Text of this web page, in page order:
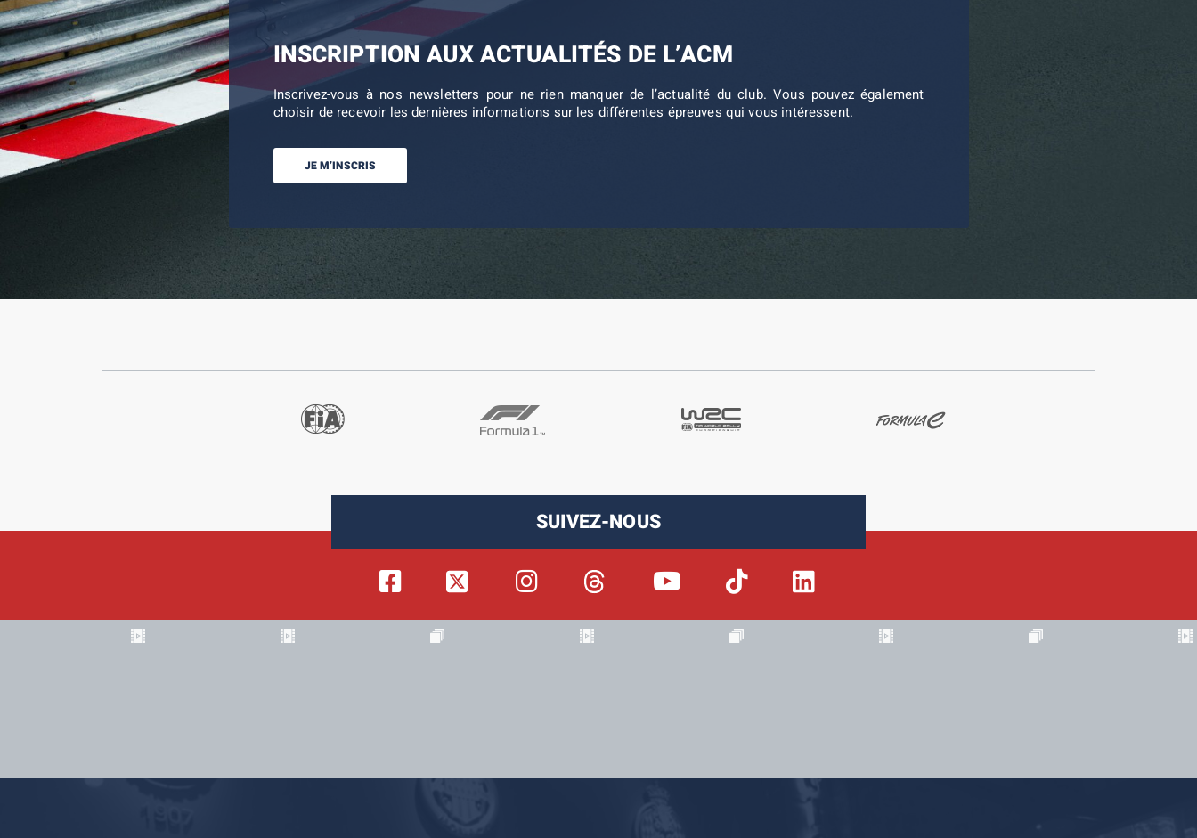
INSCRIPTION AUX ACTUALITÉS DE L’ACM
Inscrivez-vous à nos newsletters pour ne rien manquer de l’actualité du club. Vous pouvez également
choisir de recevoir les dernières informations sur les différentes épreuves qui vous intéressent.
JE M’INSCRIS
SUIVEZ-NOUS